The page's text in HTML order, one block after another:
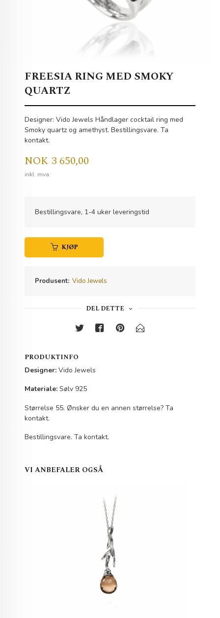
FREESIA RING MED SMOKY
QUARTZ
Designer: Vido Jewels Håndlager cocktail ring med
Smoky quartz og amethyst. Bestillingsvare. Ta
kontakt.
Pris
NOK 3 650,00
inkl. mva.
Bestillingsvare, 1-4 uker leveringstid
KJØP
Produsent: Vido Jewels
DEL DETTE
PRODUKTINFO
Designer: Vido Jewels
Materiale: Sølv 925
Størrelse 55. Ønsker du en annen størrelse? Ta
kontakt.
Bestillingsvare. Ta kontakt.
VI ANBEFALER OGSÅ